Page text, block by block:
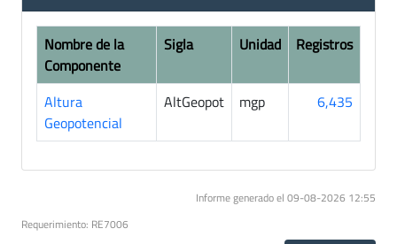
Nombre de la
Componente
Sigla Unidad Registros
Altura
Geopotencial
AltGeopot mgp 6,435
Informe generado el 09-08-2026 12:55
Requerimiento: RE7006